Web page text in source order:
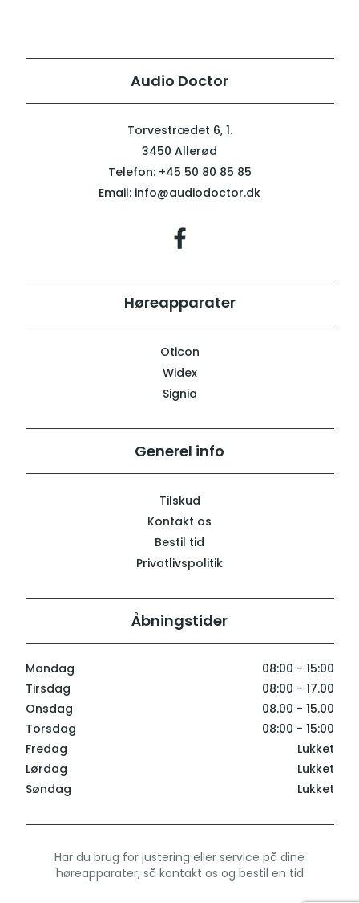
Audio Doctor
Torvestrædet 6, 1.
3450 Allerød
Telefon: +45 50 80 85 85
Email: info@audiodoctor.dk
Høreapparater
Oticon
Widex
Signia
Generel info
Tilskud
Kontakt os
Bestil tid
Privatlivspolitik
Åbningstider
Mandag
08:00 - 15:00
Tirsdag
08:00 - 17.00
Onsdag
08.00 - 15.00
Torsdag
08:00 - 15:00
Fredag
Lukket
Lørdag
Lukket
Søndag
Lukket
Har du brug for justering eller service på dine
høreapparater, så kontakt os og bestil en tid